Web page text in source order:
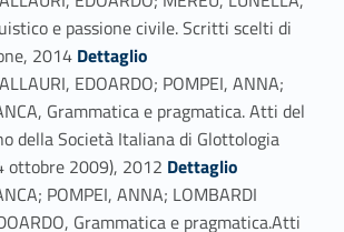
e passione civile. Scritti scelti di
2014 Link identifier #identifier_person_109076-156
Dettaglio
EDOARDO; POMPEI, ANNA;
Grammatica e pragmatica. Atti del
della Società Italiana di Glottologia
ottobre 2009), 2012 Link identifier #identifier_person_104779-157
Dettaglio
POMPEI, ANNA; LOMBARDI
Grammatica e pragmatica.Atti